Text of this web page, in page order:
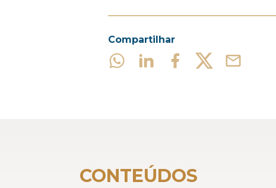
Compartilhar
CONTEÚDOS